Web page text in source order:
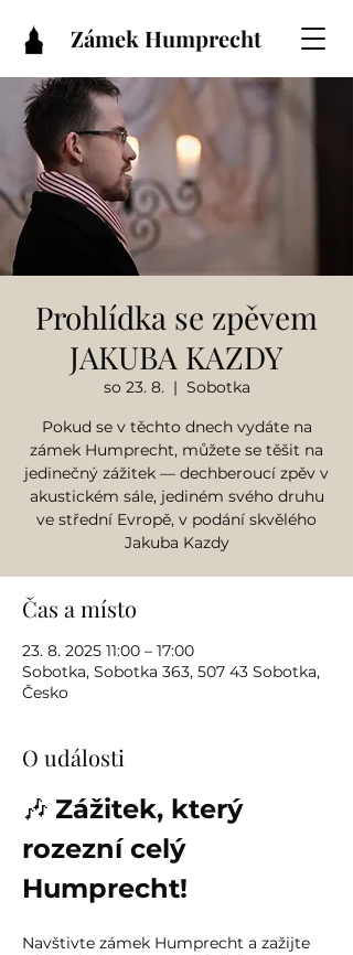
Zámek Humprecht
Prohlídka se zpěvem
JAKUBA KAZDY
so 23. 8.
  |
Sobotka
Pokud se v těchto dnech vydáte na
zámek Humprecht, můžete se těšit na
jedinečný zážitek — dechberoucí zpěv v
akustickém sále, jediném svého druhu
ve střední Evropě, v podání skvělého
Jakuba Kazdy
Čas a místo
23. 8. 2025 11:00 – 17:00
Sobotka, Sobotka 363, 507 43 Sobotka,
Česko
O události
🎶 Zážitek, který
rozezní celý
Humprecht!
Navštivte zámek Humprecht a zažijte